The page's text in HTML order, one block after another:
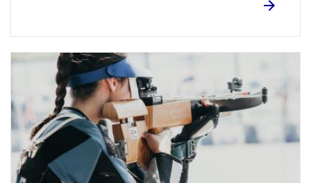
mis de côté pour cette discipline. Elle est
notamment très prisée par les enfants, ravis
d’enchaîner deux des trois sports phares, la
natation et la course à pied.